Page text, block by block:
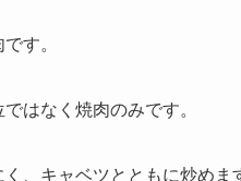
す。
はなく焼肉のみです。
、キャベツとともに炒めま